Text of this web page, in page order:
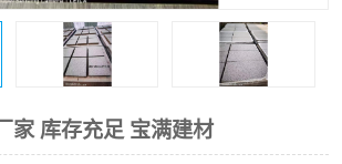
家 库存充足 宝满建材